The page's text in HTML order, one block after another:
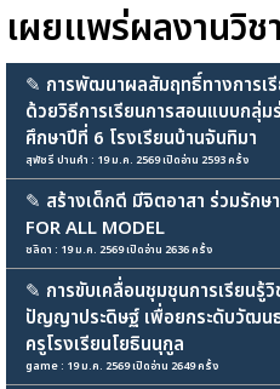
เผยแพร่ผลงานวิช
✎ การพัฒนาผลสัมฤทธิ์ทางการเรี
ด้วยวิธีการเรียนการสอนแบบกลุ่ม
ศึกษาปีที่ 6 โรงเรียนบ้านจันทิมา
สุพัชรี ปานคำ : 19 ม.ค. 2569 เปิดอ่าน 2593 ครั้ง
✎ สร้างเด็กดี มีจิตอาสา ร่วมรัก
FOR ALL MODEL
ชลิดา : 19 ม.ค. 2569 เปิดอ่าน 2636 ครั้ง
✎ การขับเคลื่อนชุมชุนการเรียนรู้
ปัญญาประดิษฐ์ เพื่อยกระดับวัฒน
ครูโรงเรียนโยธินนุกูล
game : 19 ม.ค. 2569 เปิดอ่าน 2649 ครั้ง